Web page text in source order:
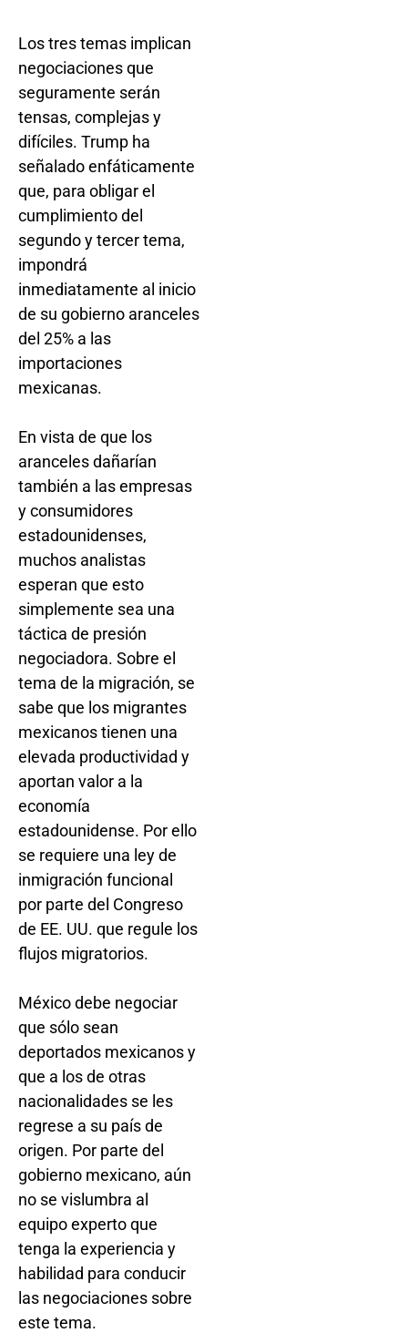
Los tres temas implican
negociaciones que
seguramente serán
tensas, complejas y
difíciles. Trump ha
señalado enfáticamente
que, para obligar el
cumplimiento del
segundo y tercer tema,
impondrá
inmediatamente al inicio
de su gobierno aranceles
del 25% a las
importaciones
mexicanas.
En vista de que los
aranceles dañarían
también a las empresas
y consumidores
estadounidenses,
muchos analistas
esperan que esto
simplemente sea una
táctica de presión
negociadora. Sobre el
tema de la migración, se
sabe que los migrantes
mexicanos tienen una
elevada productividad y
aportan valor a la
economía
estadounidense. Por ello
se requiere una ley de
inmigración funcional
por parte del Congreso
de EE. UU. que regule los
flujos migratorios.
México debe negociar
que sólo sean
deportados mexicanos y
que a los de otras
nacionalidades se les
regrese a su país de
origen. Por parte del
gobierno mexicano, aún
no se vislumbra al
equipo experto que
tenga la experiencia y
habilidad para conducir
las negociaciones sobre
este tema.